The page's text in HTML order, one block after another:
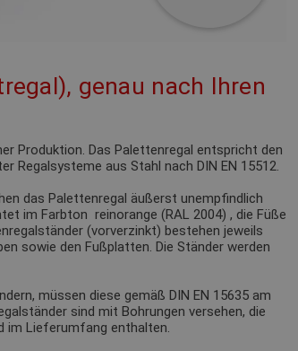
genau nach Ihren
Produktion. Das Palettenregal entspricht den
aus Stahl nach DIN EN 15512.
das Palettenregal äußerst unempfindlich
im Farbton reinorange (RAL 2004) , die Füße
(vorverzinkt) bestehen jeweils
sowie den Fußplatten. Die Ständer werden
müssen diese gemäß DIN EN 15635 am
sind mit Bohrungen versehen, die
im Lieferumfang enthalten.